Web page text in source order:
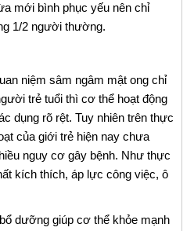
mới bình phục yếu nên chỉ
1/2 người thường.
niệm sâm ngâm mật ong chỉ
trẻ tuổi thì cơ thể hoạt động
dụng rõ rệt. Tuy nhiên trên thực
của giới trẻ hiện nay chưa
nguy cơ gây bệnh. Như thực
kích thích, áp lực công việc, ô
dưỡng giúp cơ thể khỏe mạnh